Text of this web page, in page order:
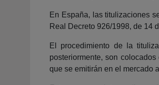
En España, las titulizaciones
Real Decreto 926/1998, de 14
El procedimiento de la
posteriormente, son
que se emitirán en el mercado